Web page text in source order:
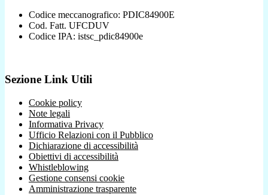
Codice meccanografico: PDIC84900E
Cod. Fatt. UFCDUV
Codice IPA: istsc_pdic84900e
Sezione Link Utili
Cookie policy
Note legali
Informativa Privacy
Ufficio Relazioni con il Pubblico
Dichiarazione di accessibilità
Obiettivi di accessibilità
Whistleblowing
Gestione consensi cookie
Amministrazione trasparente